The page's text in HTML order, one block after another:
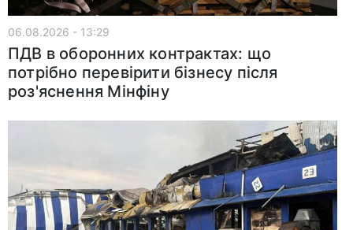
06.08.2026 - 13:29
ПДВ в оборонних контрактах: що
потрібно перевірити бізнесу після
роз'яснення Мінфіну